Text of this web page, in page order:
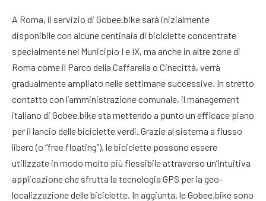
A Roma, il servizio di Gobee.bike sarà inizialmente
disponibile con alcune centinaia di biciclette concentrate
specialmente nel Municipio I e IX, ma anche in altre zone di
Roma come il Parco della Caffarella o Cinecittà, verrà
gradualmente ampliato nelle settimane successive. In stretto
contatto con l’amministrazione comunale, il management
italiano di Gobee.bike sta mettendo a punto un efficace piano
per il lancio delle biciclette verdi. Grazie al sistema a flusso
libero (o “free floating”), le biciclette possono essere
utilizzate in modo molto più flessibile attraverso un’intuitiva
applicazione che sfrutta la tecnologia GPS per la geo-
localizzazione delle biciclette. In aggiunta, le Gobee.bike sono